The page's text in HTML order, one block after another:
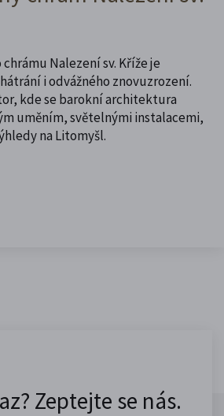
Nalezení sv. Kříže je
i odvážného znovuzrození.
kde se barokní architektura
uměním, světelnými instalacemi,
na Litomyšl.
Zeptejte se nás.